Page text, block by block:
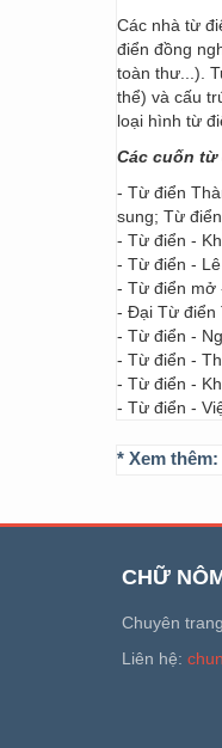
Các nhà từ
điển đồng
toàn thư...).
thể) và cấu
loại hình từ
Các cuốn
- Từ điển
sung; Từ
- Từ điển -
- Từ điển -
- Từ điển mở
- Đại Từ điển
- Từ điển -
- Từ điển -
- Từ điển -
- Từ điển -
* Xem thêm:
CHỮ
Chuyên
Liên hệ: